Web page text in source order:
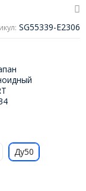
SG55339-E2306
Ду50